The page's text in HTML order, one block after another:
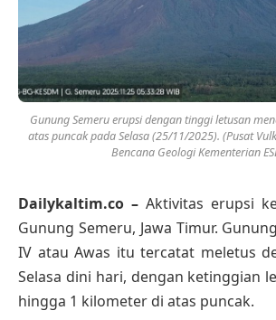
Gunung Semeru erupsi dengan tinggi letusan
atas puncak pada Selasa (25/11/2025). (Pusat
Bencana Geologi Kementerian
Dailykaltim.co – Aktivitas erupsi
Gunung Semeru, Jawa Timur.
IV atau Awas itu tercatat meletus
Selasa dini hari, dengan ketinggian
hingga 1 kilometer di atas puncak.